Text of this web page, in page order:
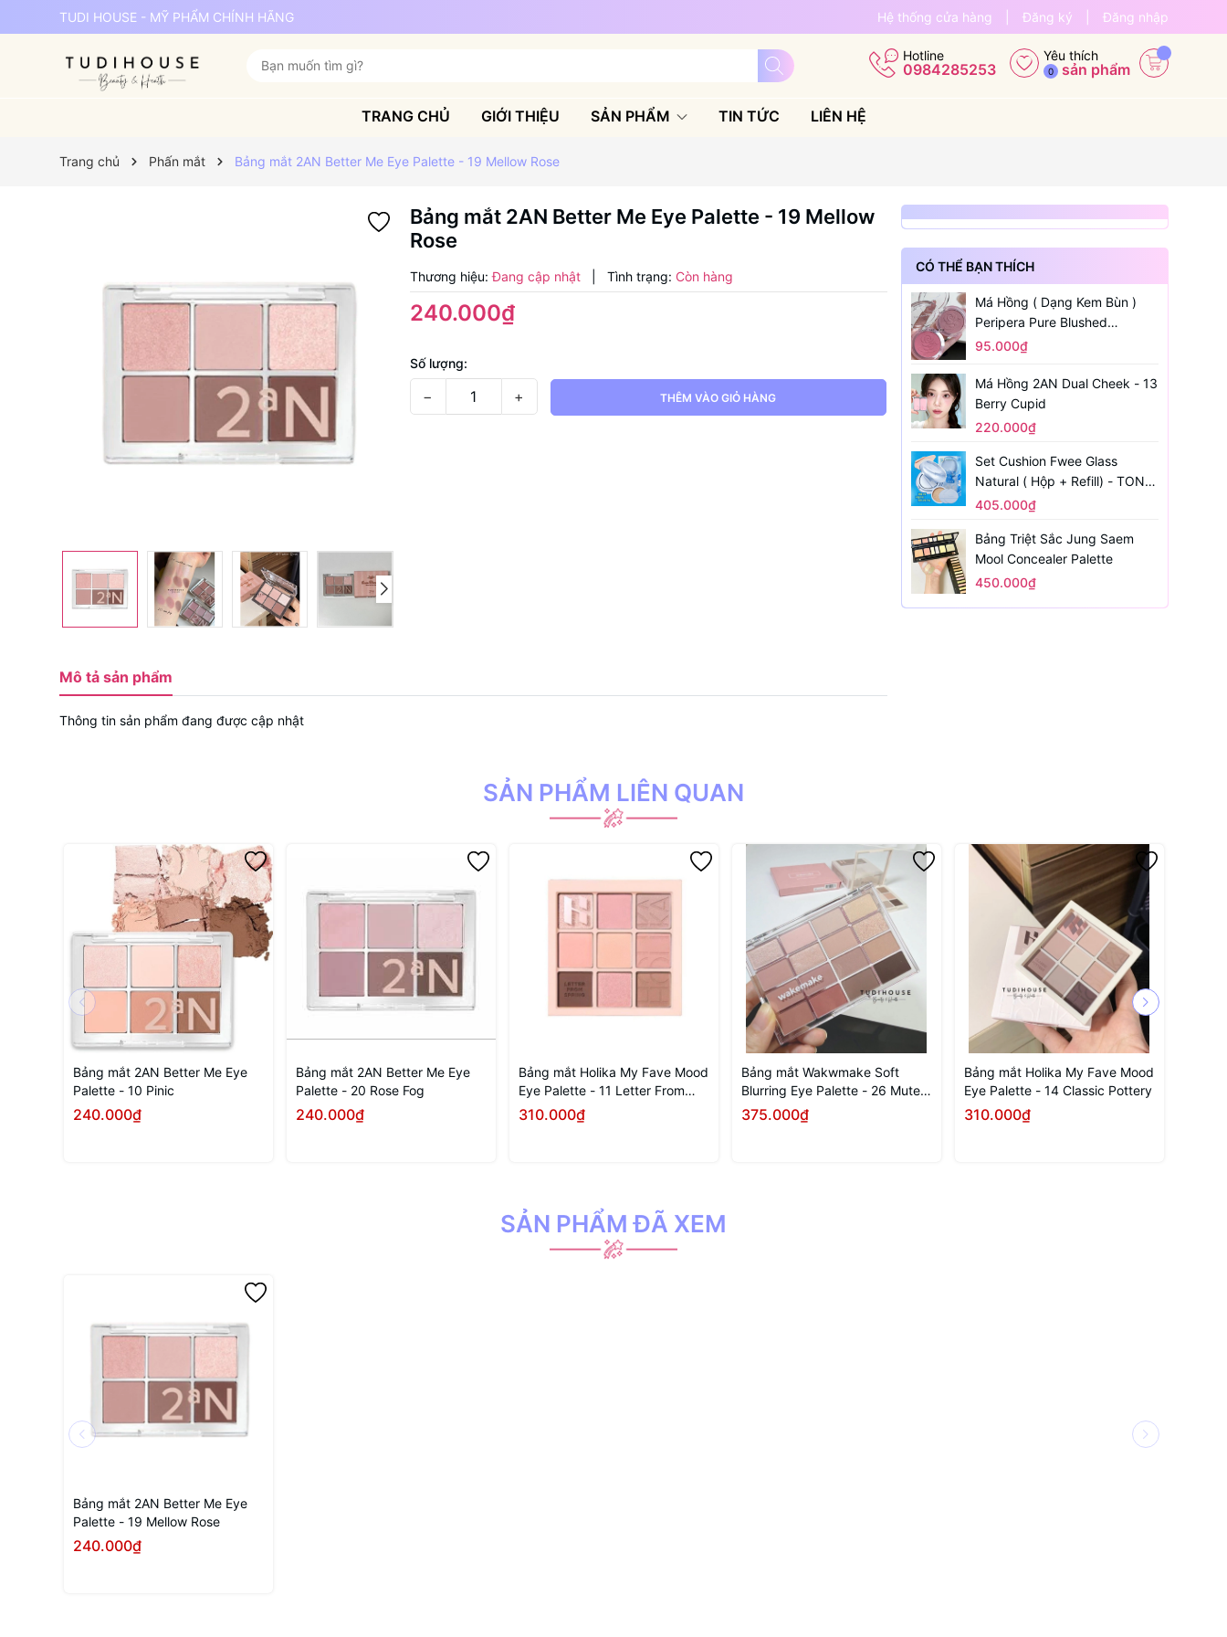
TUDI HOUSE - MỸ PHẨM CHÍNH HÃNG Hệ thống cửa hàng Đăng ký Đăng nhập
Hotline
0984285253
Yêu thích
0 sản phẩm
TRANG CHỦ GIỚI THIỆU SẢN PHẨM TIN TỨC LIÊN HỆ
Trang chủ Phấn mắt Bảng mắt 2AN Better Me Eye Palette - 19 Mellow Rose
Bảng mắt 2AN Better Me Eye Palette - 19 Mellow
Rose
Thương hiệu: Đang cập nhật Tình trạng: Còn hàng
240.000₫
Số lượng:
− + THÊM VÀO GIỎ HÀNG
Mô tả sản phẩm
Thông tin sản phẩm đang được cập nhật
CÓ THỂ BẠN THÍCH
Má Hồng ( Dạng Kem Bùn )
Peripera Pure Blushed
Sunshine Cheek
95.000₫
Má Hồng 2AN Dual Cheek - 13
Berry Cupid
220.000₫
Set Cushion Fwee Glass
Natural ( Hộp + Refill) - TONE
1.5
405.000₫
Bảng Triệt Sắc Jung Saem
Mool Concealer Palette
450.000₫
SẢN PHẨM LIÊN QUAN
Bảng mắt 2AN Better Me Eye
Palette - 10 Pinic
240.000₫
Bảng mắt 2AN Better Me Eye
Palette - 20 Rose Fog
240.000₫
Bảng mắt Holika My Fave Mood
Eye Palette - 11 Letter From
Spring
310.000₫
Bảng mắt Wakwmake Soft
Blurring Eye Palette - 26 Mute
Rose
375.000₫
Bảng mắt Holika My Fave Mood
Eye Palette - 14 Classic Pottery
310.000₫
SẢN PHẨM ĐÃ XEM
Bảng mắt 2AN Better Me Eye
Palette - 19 Mellow Rose
240.000₫